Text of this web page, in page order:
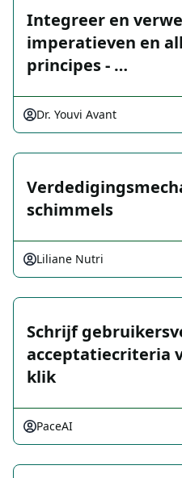
Integreer en
imperatieven en
principes - …
Dr. Youvi Avant
schimmels
Liliane Nutri
Schrijf
acceptatiecriteria
klik
PaceAI